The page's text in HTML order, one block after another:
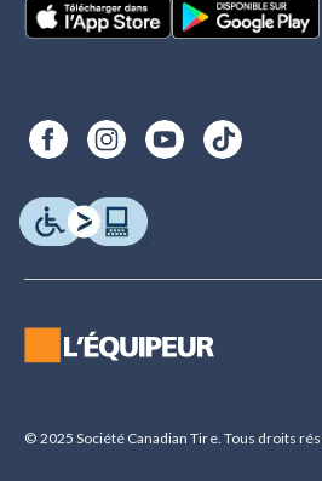
© 2025 Société Canadian Tire. Tous droits